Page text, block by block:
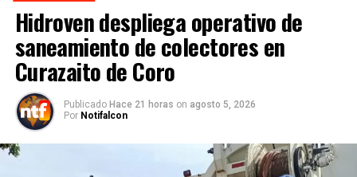
Hidroven despliega operativo de
saneamiento de colectores en
Curazaito de Coro
Publicado Hace 21 horas on agosto 5, 2026
Por Notifalcon